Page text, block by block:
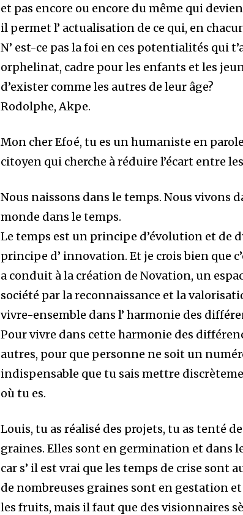
et pas encore ou encore du même qui
il permet l’ actualisation de ce qui, en
N’ est-ce pas la foi en ces potentialités qui
orphelinat, cadre pour les enfants et les
d’exister comme les autres de leur âge?
Rodolphe, Akpe.
Mon cher Efoé, tu es un humaniste en
citoyen qui cherche à réduire l’écart entre
Nous naissons dans le temps. Nous vivons
monde dans le temps.
Le temps est un principe d’évolution et de
principe d’ innovation. Et je crois bien que
a conduit à la création de Novation, un
société par la reconnaissance et la
vivre-ensemble dans l’ harmonie des
Pour vivre dans cette harmonie des
autres, pour que personne ne soit un
indispensable que tu sais mettre
où tu es.
Louis, tu as réalisé des projets, tu as tenté
graines. Elles sont en germination et dans
car s’ il est vrai que les temps de crise sont
de nombreuses graines sont en gestation
les fruits, mais il faut que des visionnaires